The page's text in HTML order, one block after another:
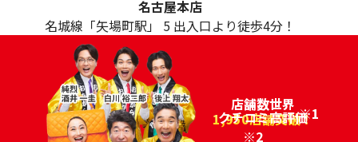
名古屋本店
名城線「矢場町駅」 5 出入口より徒歩4分！
店舗数世界
1,950店舗突破！
※1
クチコミ高評価
96.2%
※2